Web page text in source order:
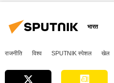
भारत
राजनीति विश्व SPUTNIK स्पेशल खेल